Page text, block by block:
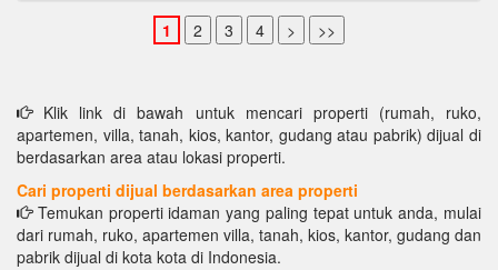
Klik link di bawah untuk mencari properti (rumah, ruko,
apartemen, villa, tanah, kios, kantor, gudang atau pabrik) dijual di
berdasarkan area atau lokasi properti.
Cari properti dijual berdasarkan area properti
Temukan properti idaman yang paling tepat untuk anda, mulai
dari rumah, ruko, apartemen villa, tanah, kios, kantor, gudang dan
pabrik dijual di kota kota di Indonesia.